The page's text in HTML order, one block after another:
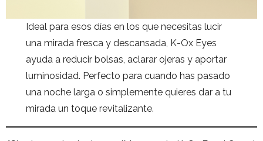
Ideal para esos días en los que necesitas lucir
una mirada fresca y descansada, K-Ox Eyes
ayuda a reducir bolsas, aclarar ojeras y aportar
luminosidad. Perfecto para cuando has pasado
una noche larga o simplemente quieres dar a tu
mirada un toque revitalizante.